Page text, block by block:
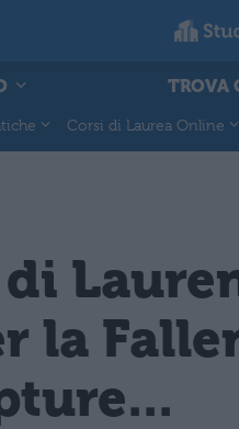
TROVA
Corsi di Laurea Online
la